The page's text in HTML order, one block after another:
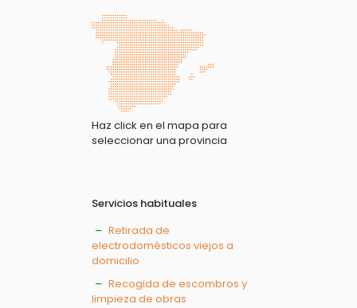
Haz click en el mapa para
seleccionar una provincia
Servicios habituales
Retirada de
electrodomésticos viejos a
domicilio
Recogida de escombros y
limpieza de obras